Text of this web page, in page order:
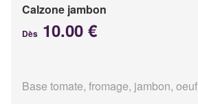
Calzone jambon
Dès 10.00 €
Base tomate, fromage, jambon, oeuf